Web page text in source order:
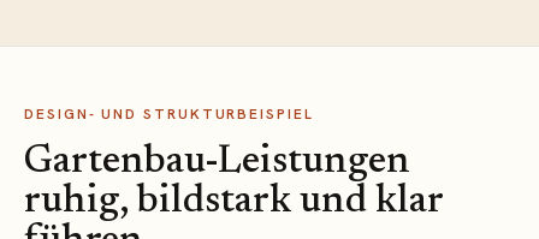
DESIGN- UND STRUKTURBEISPIEL
Gartenbau-Leistungen
ruhig, bildstark und klar